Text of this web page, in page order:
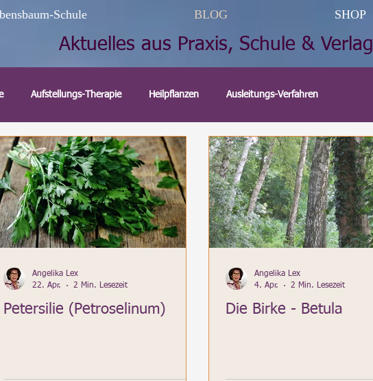
Schule BLOG SHOP
Aktuelles aus Praxis, Schule & Verlag
Aufstellungs-Therapie Heilpflanzen Ausleitungs-Verfahren
Fremdbesetzung Shop Mediathek Vorträge
Karma Naturheilverfahren Gewürze Küchenkräuter
Petersilie (Petroselinum)
Angelika Lex
22. Apr.
2 Min. Lesezeit
Die Birke - Betula
Angelika Lex
4. Apr.
2 Min. Lesezeit